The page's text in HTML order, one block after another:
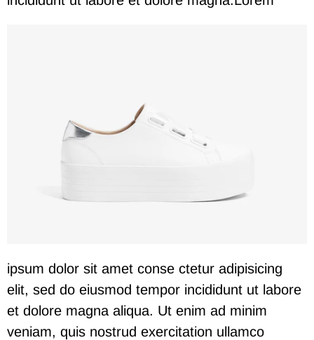
ipsum dolor sit amet conse ctetur adipisicing
elit, sed do eiusmod tempor incididunt ut labore
et dolore magna aliqua. Ut enim ad minim
veniam, quis nostrud exercitation ullamco